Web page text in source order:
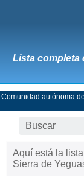
Lista completa
Comunidad autónoma
Aquí está la
Sierra de